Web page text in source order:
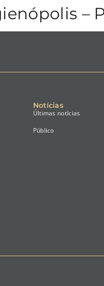
–
Notícias
Últimas notícias
Público